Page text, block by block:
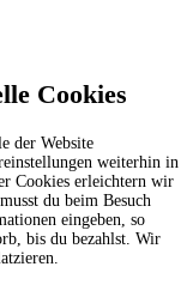
Cookies
der Website
weiterhin in
Cookies erleichtern wir
du beim Besuch
eingeben, so
bis du bezahlst. Wir